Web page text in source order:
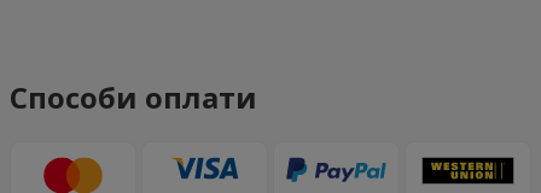
Способи оплати